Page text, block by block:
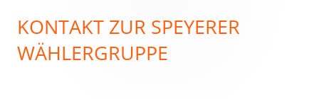
Haupt-
Seitenleiste
KONTAKT ZUR SPEYERER
WÄHLERGRUPPE